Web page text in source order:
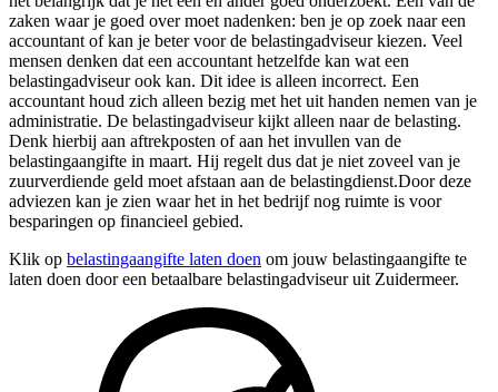
zaken waar je goed over moet nadenken: ben je op zoek naar een
accountant of kan je beter voor de belastingadviseur kiezen. Veel
mensen denken dat een accountant hetzelfde kan wat een
belastingadviseur ook kan. Dit idee is alleen incorrect. Een
accountant houd zich alleen bezig met het uit handen nemen van je
administratie. De belastingadviseur kijkt alleen naar de belasting.
Denk hierbij aan aftrekposten of aan het invullen van de
belastingaangifte in maart. Hij regelt dus dat je niet zoveel van je
zuurverdiende geld moet afstaan aan de belastingdienst.Door deze
adviezen kan je zien waar het in het bedrijf nog ruimte is voor
besparingen op financieel gebied.
Klik op belastingaangifte laten doen om jouw belastingaangifte te
laten doen door een betaalbare belastingadviseur uit Zuidermeer.